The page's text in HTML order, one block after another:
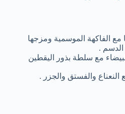
مع الفاكهة الموسمية ومزجها
.
مع سلطة بذور اليقطين
والفستق والجزر .